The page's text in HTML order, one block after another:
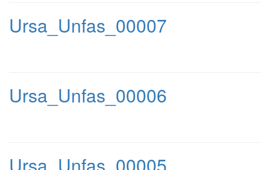
Ursa_Unfas_00007
Ursa_Unfas_00006